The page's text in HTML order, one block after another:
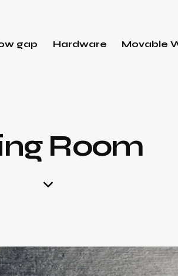
gap Hardware Movable
Room